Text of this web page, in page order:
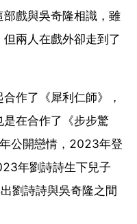
戲與吳奇隆相識，雖
兩人在戲外卻走到了
作了《犀利仁師》，
在合作了《步步驚
公開戀情，2023年登
年劉詩詩生下兒子
劉詩詩與吳奇隆之間